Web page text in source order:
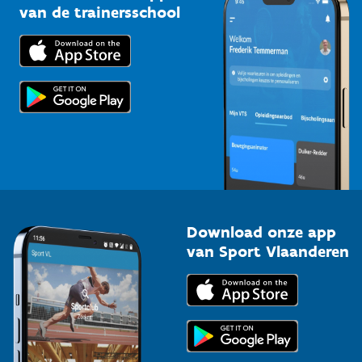
Bedrijven
Trainers en begeleiders
Topsporters
Downloads
Voor de pers
van de trainersschool
Download onze app
van Sport Vlaanderen